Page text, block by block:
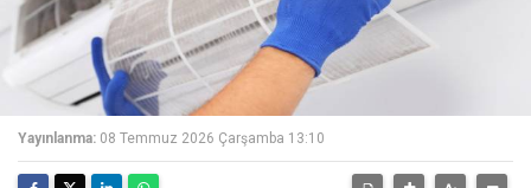
Yayınlanma: 08 Temmuz 2026 Çarşamba 13:10